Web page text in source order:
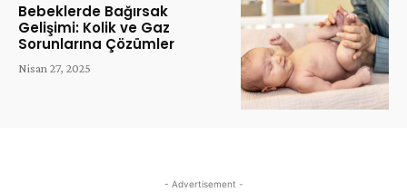
Bebeklerde Bağırsak
Gelişimi: Kolik ve Gaz
Sorunlarına Çözümler
Nisan 27, 2025
- Advertisement -